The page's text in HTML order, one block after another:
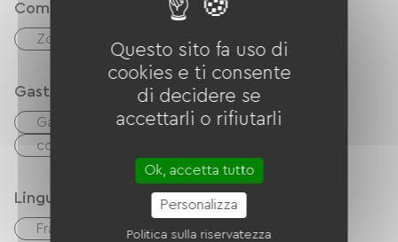
Comfort
Zona pranzo all'aperto
Gastronomia
Gastronomia
Réfrigérateur
congélateur
Lingue
Français
Questo sito fa uso di
cookies e ti consente
di decidere se
accettarli o rifiutarli
Ok, accetta tutto
Personalizza
Politica sulla riservatezza